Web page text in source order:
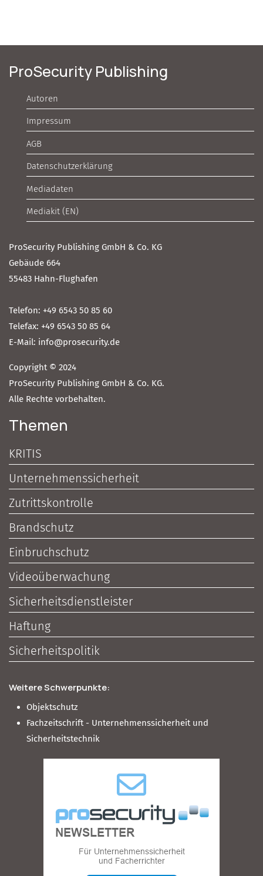
ProSecurity Publishing
Autoren
Impressum
AGB
Datenschutzerklärung
Mediadaten
Mediakit (EN)
ProSecurity Publishing GmbH & Co. KG
Gebäude 664
55483 Hahn-Flughafen
Telefon: +49 6543 50 85 60
Telefax: +49 6543 50 85 64
E-Mail: info@prosecurity.de
Copyright © 2024
ProSecurity Publishing GmbH & Co. KG.
Alle Rechte vorbehalten.
Themen
KRITIS
Unternehmenssicherheit
Zutrittskontrolle
Brandschutz
Einbruchschutz
Videoüberwachung
Sicherheitsdienstleister
Haftung
Sicherheitspolitik
Weitere Schwerpunkte:
Objektschutz
Fachzeitschrift - Unternehmenssicherheit und
Sicherheitstechnik